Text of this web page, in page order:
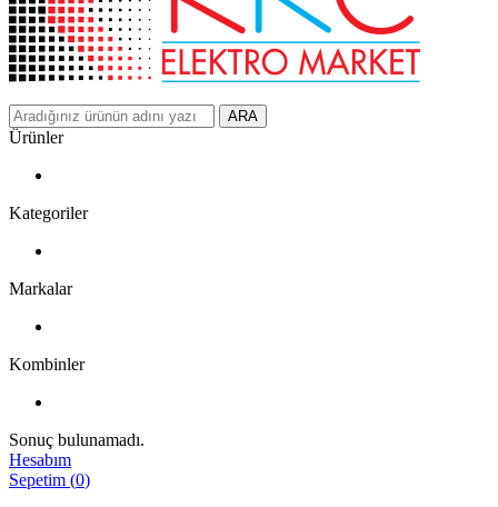
ARA
Ürünler
Kategoriler
Markalar
Kombinler
Sonuç bulunamadı.
Hesabım
Sepetim (0)